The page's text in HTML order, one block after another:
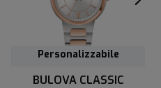
Personalizzabile
BULOVA CLASSIC